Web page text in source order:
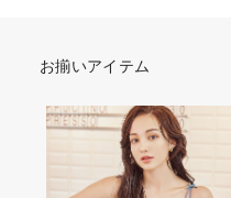
お揃いアイテム